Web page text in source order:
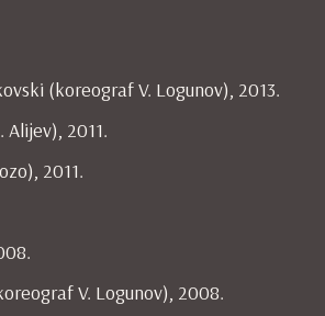
(koreograf V. Logunov), 2013.
Alijev), 2011.
2011.
V. Logunov), 2008.